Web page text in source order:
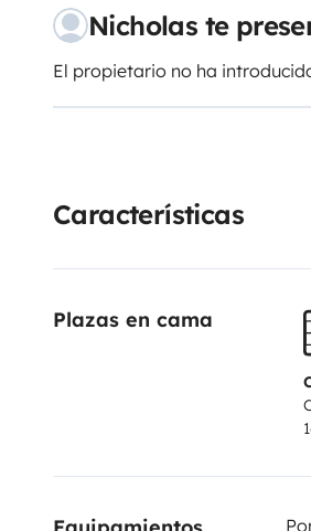
Nicholas te
El propietario no ha
Características
Plazas en cama